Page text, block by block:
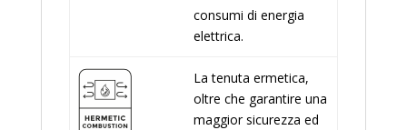
consumi di energia
elettrica.
La tenuta ermetica,
oltre che garantire una
maggior sicurezza ed